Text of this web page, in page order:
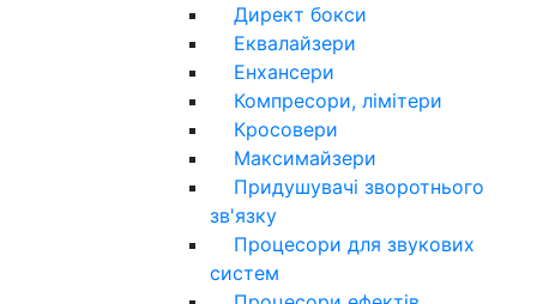
Директ бокси
Еквалайзери
Енхансери
Компресори, лімітери
Кросовери
Максимайзери
Придушувачі зворотнього
зв'язку
Процесори для звукових
систем